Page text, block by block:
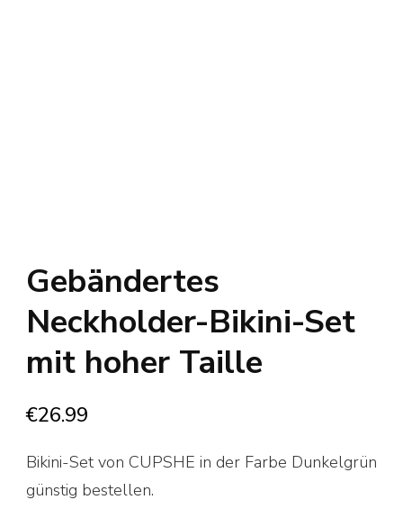
Gebändertes
Neckholder-Bikini-Set
mit hoher Taille
€26.99
Bikini-Set von CUPSHE in der Farbe Dunkelgrün
günstig bestellen.